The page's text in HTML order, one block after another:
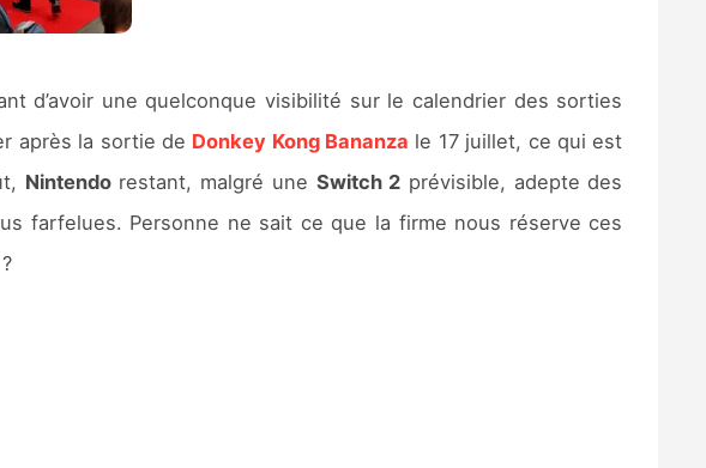
d’avoir une quelconque visibilité sur le calendrier des sorties
après la sortie de Donkey Kong Bananza le 17 juillet, ce qui est
Nintendorestant, malgré une Switch 2 prévisible, adepte des
farfelues. Personne ne sait ce que la firme nous réserve ces